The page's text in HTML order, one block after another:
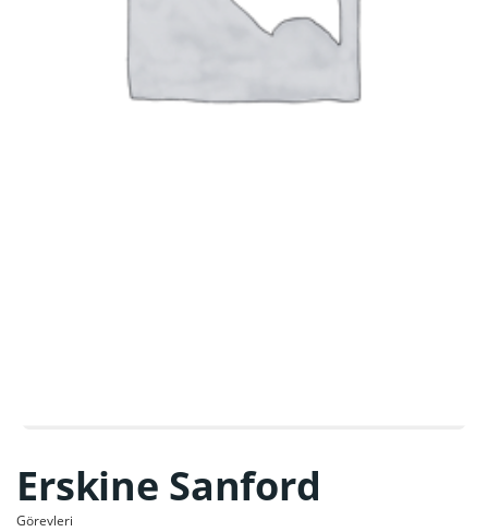
Erskine Sanford
Görevleri